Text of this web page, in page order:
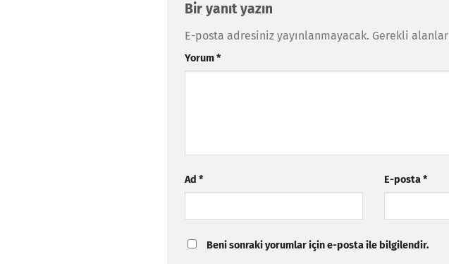
Bir yanıt yazın
E-posta adresiniz yayınlanmayacak. Gerekli alanlar
Yorum*
Ad * E-posta*
Beni sonraki yorumlar için e-posta ile bilgilendir.